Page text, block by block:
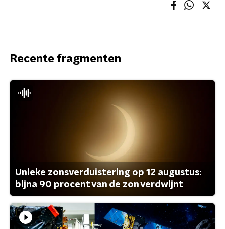
Recente fragmenten
Unieke zonsverduistering op 12 augustus:
bijna 90 procent van de zon verdwijnt